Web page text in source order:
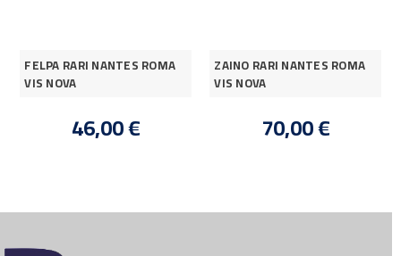
FELPA RARI NANTES ROMA
VIS NOVA
46,00 €
ZAINO RARI NANTES ROMA
VIS NOVA
70,00 €